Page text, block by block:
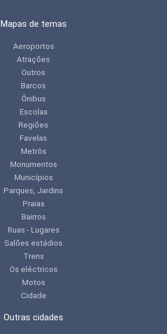
Mapas de temas
Aeroportos
Atrações
Outros
Barcos
Ônibus
Escolas
Regiões
Favelas
Metrôs
Monumentos
Municípios
Parques, Jardins
Praias
Bairros
Ruas - Lugares
Salões estádios
Trens
Os eléctricos
Motos
Cidade
Outras cidades